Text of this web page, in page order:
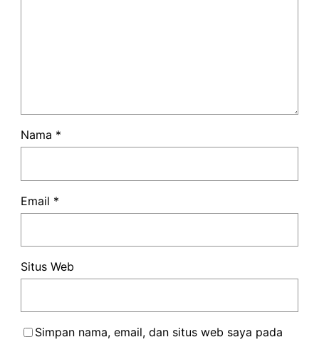
Nama *
Email *
Situs Web
Simpan nama, email, dan situs web saya pada